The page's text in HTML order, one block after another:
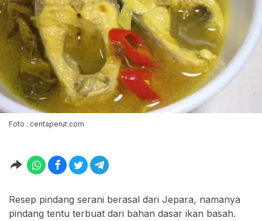
Foto : ceritaperut.com
Resep pindang serani berasal dari Jepara, namanya
pindang tentu terbuat dari bahan dasar ikan basah.